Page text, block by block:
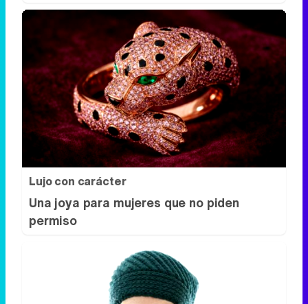
Lujo con carácter
Una joya para mujeres que no piden
permiso